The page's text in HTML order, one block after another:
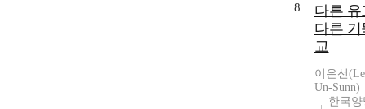
8
다른 유
다른 기
교
이은선
Un-Sunn)
한국